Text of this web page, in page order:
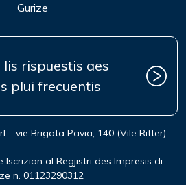
Gurize
lis rispuestis aes
plui frecuentis
– vie Brigata Pavia, 140 (Vile Ritter)
Iscrizion al Regjistri des Impresis di
n. 01123290312